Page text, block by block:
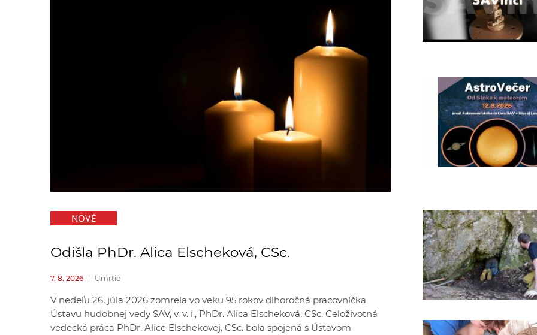
NOVÉ
Odišla PhDr. Alica Elscheková, CSc.
7. 8. 2026 Úmrtie
V nedeľu 26. júla 2026 zomrela vo veku 95 rokov dlhoročná pracovníčka
Ústavu hudobnej vedy SAV, v. v. i., PhDr. Alica Elscheková, CSc. Celoživotná
vedecká práca PhDr. Alice Elschekovej, CSc. bola spojená s Ústavom